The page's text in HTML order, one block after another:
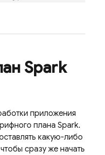
Spark
приложения
плана Spark.
какую-либо
сразу же начать